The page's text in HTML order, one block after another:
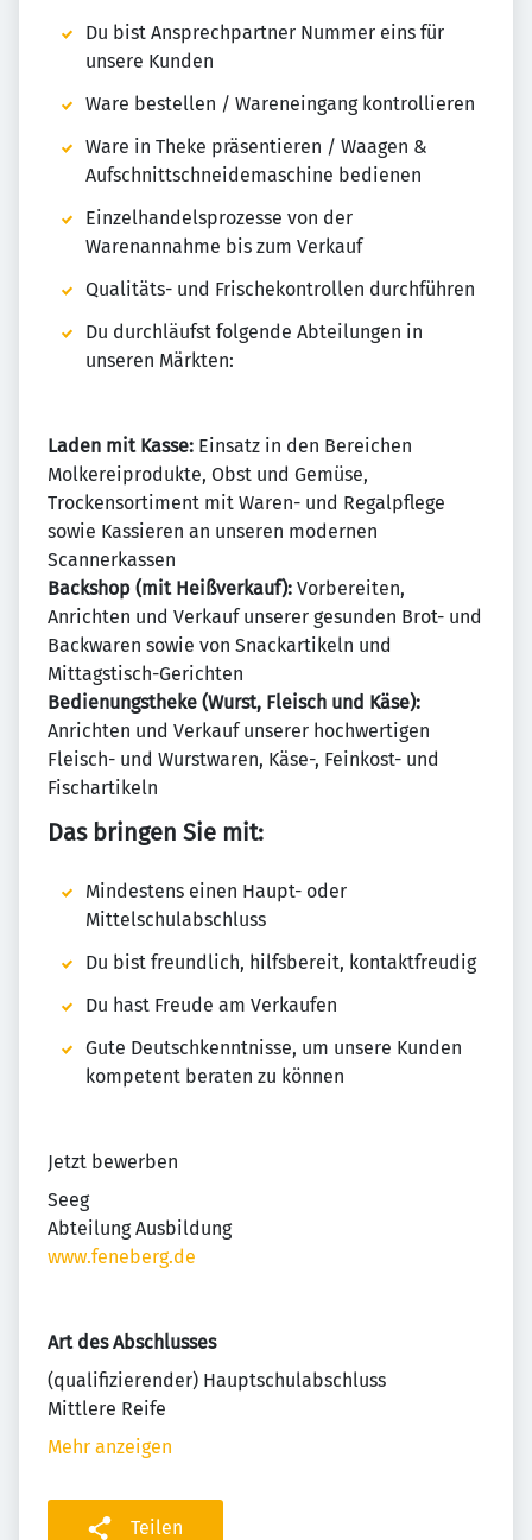
Du bist Ansprechpartner Nummer eins für
unsere Kunden
Ware bestellen / Wareneingang kontrollieren
Ware in Theke präsentieren / Waagen &
Aufschnittschneidemaschine bedienen
Einzelhandelsprozesse von der
Warenannahme bis zum Verkauf
Qualitäts- und Frischekontrollen durchführen
Du durchläufst folgende Abteilungen in
unseren Märkten:
Laden mit Kasse: Einsatz in den Bereichen
Molkereiprodukte, Obst und Gemüse,
Trockensortiment mit Waren- und Regalpflege
sowie Kassieren an unseren modernen
Scannerkassen
Backshop (mit Heißverkauf): Vorbereiten,
Anrichten und Verkauf unserer gesunden Brot- und
Backwaren sowie von Snackartikeln und
Mittagstisch-Gerichten
Bedienungstheke (Wurst, Fleisch und Käse):
Anrichten und Verkauf unserer hochwertigen
Fleisch- und Wurstwaren, Käse-, Feinkost- und
Fischartikeln
Das bringen Sie mit:
Mindestens einen Haupt- oder
Mittelschulabschluss
Du bist freundlich, hilfsbereit, kontaktfreudig
Du hast Freude am Verkaufen
Gute Deutschkenntnisse, um unsere Kunden
kompetent beraten zu können
Jetzt bewerben
Seeg
Abteilung Ausbildung
www.feneberg.de
Art des Abschlusses
(qualifizierender) Hauptschulabschluss
Mittlere Reife
Mehr anzeigen
Teilen